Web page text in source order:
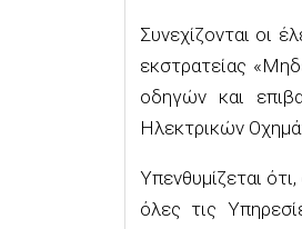
Συνεχίζονται οι
εκστρατείας «
οδηγών και
Ηλεκτρικών
Υπενθυμίζεται
όλες τις